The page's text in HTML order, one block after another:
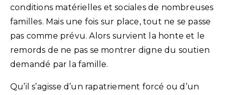
conditions matérielles et sociales de nombreuses
familles. Mais une fois sur place, tout ne se passe
pas comme prévu. Alors survient la honte et le
remords de ne pas se montrer digne du soutien
demandé par la famille.
Qu’il s’agisse d’un rapatriement forcé ou d’un